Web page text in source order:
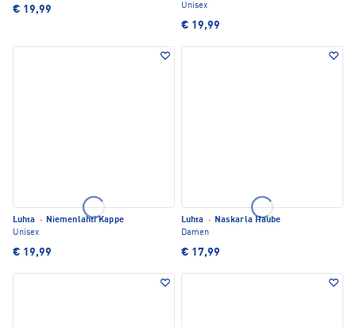
€ 19,99
Unisex
€ 19,99
Luhta · Niemenlahti Kappe
Unisex
€ 19,99
Luhta · Naskarla Haube
Damen
€ 17,99